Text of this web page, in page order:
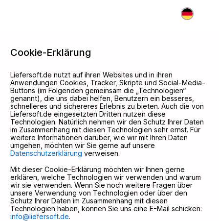
DE
Cookie-Erklärung
Liefersoft.de nutzt auf ihren Websites und in ihren
Anwendungen Cookies, Tracker, Skripte und Social-Media-
Buttons (im Folgenden gemeinsam die „Technologien“
genannt), die uns dabei helfen, Benutzern ein besseres,
schnelleres und sichereres Erlebnis zu bieten. Auch die von
Liefersoft.de eingesetzten Dritten nutzen diese
Technologien. Natürlich nehmen wir den Schutz Ihrer Daten
im Zusammenhang mit diesen Technologien sehr ernst. Für
weitere Informationen darüber, wie wir mit Ihren Daten
umgehen, möchten wir Sie gerne auf unsere
Datenschutzerklärung verweisen.
Mit dieser Cookie-Erklärung möchten wir Ihnen gerne
erklären, welche Technologien wir verwenden und warum
wir sie verwenden. Wenn Sie noch weitere Fragen über
unsere Verwendung von Technologien oder über den
Schutz Ihrer Daten im Zusammenhang mit diesen
Technologien haben, können Sie uns eine E-Mail schicken:
info@liefersoft.de.